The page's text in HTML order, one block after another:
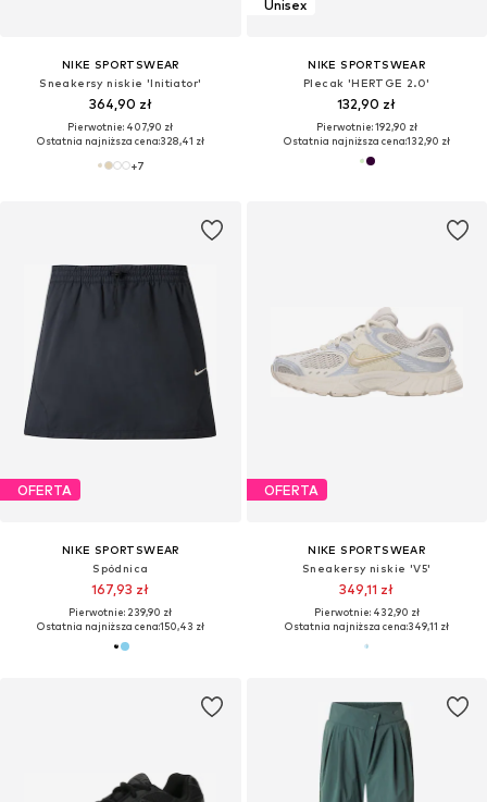
NIKE SPORTSWEAR
Sneakersy niskie 'Initiator'
364,90 zł
Pierwotnie: 407,90 zł
Ostatnia najniższa cena:328,41 zł
+7
Unisex
NIKE SPORTSWEAR
Plecak 'HERTGE 2.0'
132,90 zł
Pierwotnie: 192,90 zł
Ostatnia najniższa cena:132,90 zł
OFERTA
NIKE SPORTSWEAR
Spódnica
167,93 zł
Pierwotnie: 239,90 zł
Ostatnia najniższa cena:150,43 zł
OFERTA
NIKE SPORTSWEAR
Sneakersy niskie 'V5'
349,11 zł
Pierwotnie: 432,90 zł
Ostatnia najniższa cena:349,11 zł